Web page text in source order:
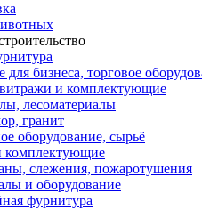
для бизнеса, торговое
и комплектующие
лесоматериалы
гранит
оборудование, сырьё
комплектующие
слежения, пожаротушения
и оборудование
фурнитура